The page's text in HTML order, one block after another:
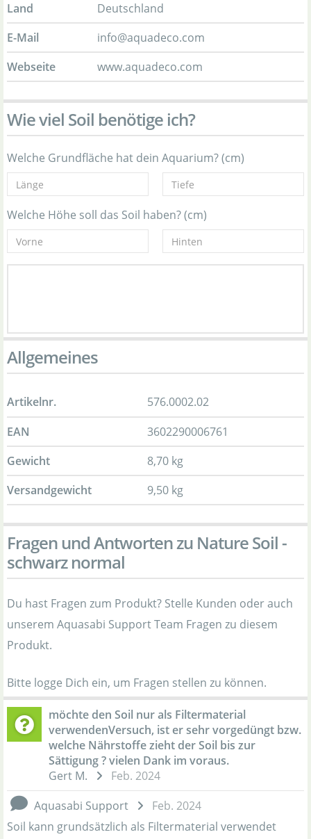
Land
Deutschland
E-Mail
info@aquadeco.com
Webseite
www.aquadeco.com
Wie viel Soil benötige ich?
Welche Grundfläche hat dein Aquarium? (cm)
Welche Höhe soll das Soil haben? (cm)
Allgemeines
Artikelnr.
576.0002.02
EAN
3602290006761
Gewicht
8,70 kg
Versandgewicht
9,50 kg
Fragen und Antworten zu Nature Soil -
schwarz normal
Du hast Fragen zum Produkt? Stelle Kunden oder auch
unserem Aquasabi Support Team Fragen zu diesem
Produkt.
Bitte logge Dich ein, um Fragen stellen zu können.
möchte den Soil nur als Filtermaterial
verwendenVersuch, ist er sehr vorgedüngt bzw.
welche Nährstoffe zieht der Soil bis zur
Sättigung ? vielen Dank im voraus.
Gert M.
Feb. 2024
Aquasabi Support
Feb. 2024
Soil kann grundsätzlich als Filtermaterial verwendet